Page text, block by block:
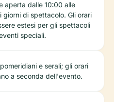
aperta dalle 10:00 alle
giorni di spettacolo. Gli orari
estesi per gli spettacoli
speciali.
e serali; gli orari
a seconda dell'evento.